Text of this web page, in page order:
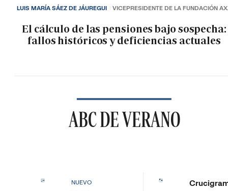
El cálculo de las pensiones bajo sospecha:
fallos históricos y deficiencias actuales
LUIS MARÍA SÁEZ DE JÁUREGUI VICEPRESIDENTE DE LA FUNDACIÓN
ABC DE VERANO
NUEVO